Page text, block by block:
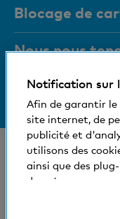
Documents
Magazine
Organes de
Medias
Social et
Blocage de
+41 (0)800 88
Nous nous
Aide et contact
Nos
Informations
© Banque Cler
Conditions
Notification sur
Afin de garantir
site internet, de
publicité et
utilisons des
ainsi que des
données vous
transmises à